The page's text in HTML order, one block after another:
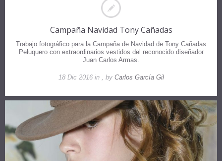
Campaña Navidad Tony Cañadas
Trabajo fotográfico para la Campaña de Navidad de Tony Cañadas
Peluquero con extraordinarios vestidos del reconocido diseñador
Juan Carlos Armas.
18 Dic 2016 in , by Carlos García Gil